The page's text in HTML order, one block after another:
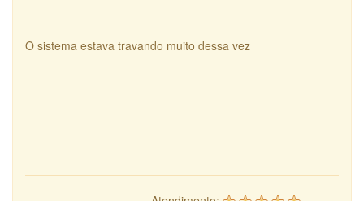
O sistema estava travando muito dessa vez